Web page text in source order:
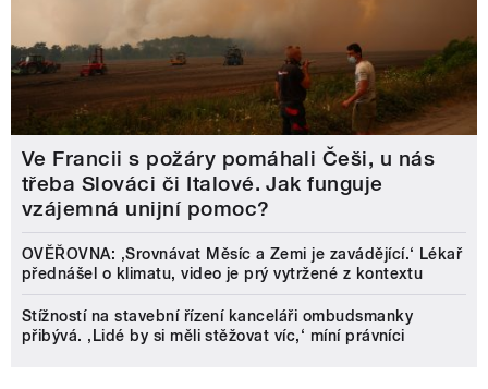
Ve Francii s požáry pomáhali Češi, u nás
třeba Slováci či Italové. Jak funguje
vzájemná unijní pomoc?
OVĚŘOVNA: ‚Srovnávat Měsíc a Zemi je zavádějící.‘ Lékař
přednášel o klimatu, video je prý vytržené z kontextu
Stížností na stavební řízení kanceláři ombudsmanky
přibývá. ‚Lidé by si měli stěžovat víc,‘ míní právníci